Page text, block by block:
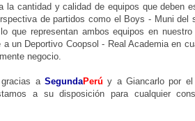
la cantidad y calidad de equipos que deben
de partidos como el Boys - Muni del
que representan ambos equipos en nuestro
un Deportivo Coopsol - Real Academia en
negocio.
a SegundaPerú y a Giancarlo por el
a su disposición para cualquier